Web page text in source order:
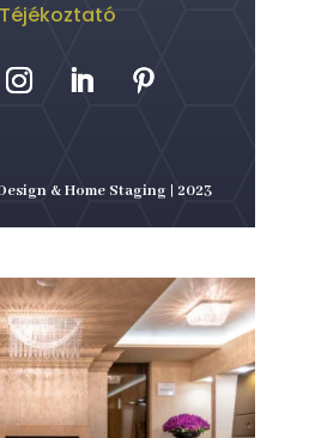
& Home Staging | 2023